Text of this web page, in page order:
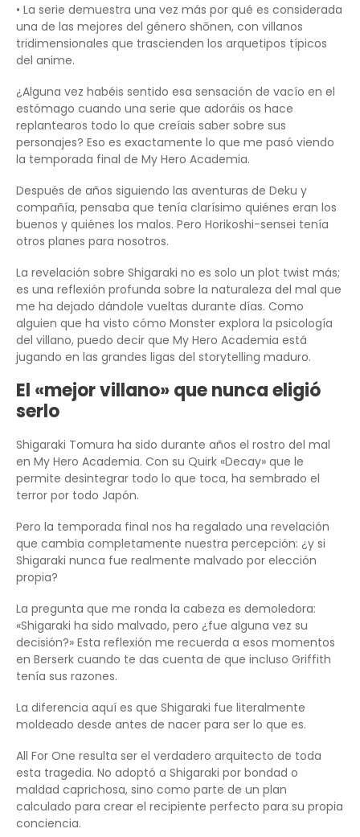
• La serie demuestra una vez más por qué es considerada
una de las mejores del género shōnen, con villanos
tridimensionales que trascienden los arquetipos típicos
del anime.
¿Alguna vez habéis sentido esa sensación de vacío en el
estómago cuando una serie que adoráis os hace
replantearos todo lo que creíais saber sobre sus
personajes? Eso es exactamente lo que me pasó viendo
la temporada final de My Hero Academia.
Después de años siguiendo las aventuras de Deku y
compañía, pensaba que tenía clarísimo quiénes eran los
buenos y quiénes los malos. Pero Horikoshi-sensei tenía
otros planes para nosotros.
La revelación sobre Shigaraki no es solo un plot twist más;
es una reflexión profunda sobre la naturaleza del mal que
me ha dejado dándole vueltas durante días. Como
alguien que ha visto cómo Monster explora la psicología
del villano, puedo decir que My Hero Academia está
jugando en las grandes ligas del storytelling maduro.
El «mejor villano» que nunca eligió
serlo
Shigaraki Tomura ha sido durante años el rostro del mal
en My Hero Academia. Con su Quirk «Decay» que le
permite desintegrar todo lo que toca, ha sembrado el
terror por todo Japón.
Pero la temporada final nos ha regalado una revelación
que cambia completamente nuestra percepción: ¿y si
Shigaraki nunca fue realmente malvado por elección
propia?
La pregunta que me ronda la cabeza es demoledora:
«Shigaraki ha sido malvado, pero ¿fue alguna vez su
decisión?» Esta reflexión me recuerda a esos momentos
en Berserk cuando te das cuenta de que incluso Griffith
tenía sus razones.
La diferencia aquí es que Shigaraki fue literalmente
moldeado desde antes de nacer para ser lo que es.
All For One resulta ser el verdadero arquitecto de toda
esta tragedia. No adoptó a Shigaraki por bondad o
maldad caprichosa, sino como parte de un plan
calculado para crear el recipiente perfecto para su propia
conciencia.